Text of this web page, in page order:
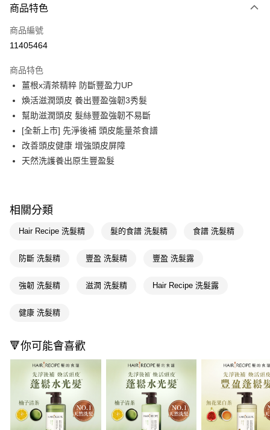
POYA支付
信用卡一次付款
LINE Pay
Apple Pay
街口支付
悠遊付
相關說明
AFTEE先享後付是「在收到商品之後才付款」的支付方式。 讓您購物簡單
１．簡單：不需註冊會員、不需綁卡、不需儲值。
１．於結帳方式選擇「AFTEE先享後付」後，將跳轉至「AFTEE先享後付」
３．收到繳費通知簡訊後14天內，點擊此簡訊中的連結，可透過四大超商／
ATM／網路銀行／等多元方式進行付款，方視為交易完成。
※ 請注意：結帳手續完成當下不需立刻繳費，但若您需要取消訂單，請聯絡
購買商品的店家。未經商家同意取消之訂單仍視為有效，需透過AFTEE先享
後付繳納相關費用。
※ 交易是否成功請以「AFTEE先享後付 」之結帳頁面顯示為準，若有關於
是否繳費成功／繳費後需取消欲退款等相關疑問，請聯繫「AFTEE先享後付
客戶支援中心」
https://netprotections.freshdesk.com/support/home
即享券
運送方式
全家取貨付款
付款後全家取貨
萊爾富取貨付款
每筆NT$65，滿NT$490(含以上)免運費
付款後萊爾富取貨
每筆NT$65，滿NT$490(含以上)免運費
商品特色
商品編號
11405464
商品特色
薑根x清茶精粹 防斷豐盈力UP
煥活滋潤頭皮 養出豐盈強韌3秀髮
幫助滋潤頭皮 髮絲豐盈強韌不易斷
[全新上市] 先淨後補 頭皮能量茶食譜
改善頭皮健康 增強頭皮屏障
天然洗護養出原生豐盈髮
相關分類
Hair Recipe 洗髮精 髮的食譜 洗髮精 食譜 洗髮精
防斷 洗髮精 豐盈 洗髮精 豐盈 洗髮露
強韌 洗髮精 滋潤 洗髮精 Hair Recipe 洗髮露
健康 洗髮精
🔻你可能會喜歡